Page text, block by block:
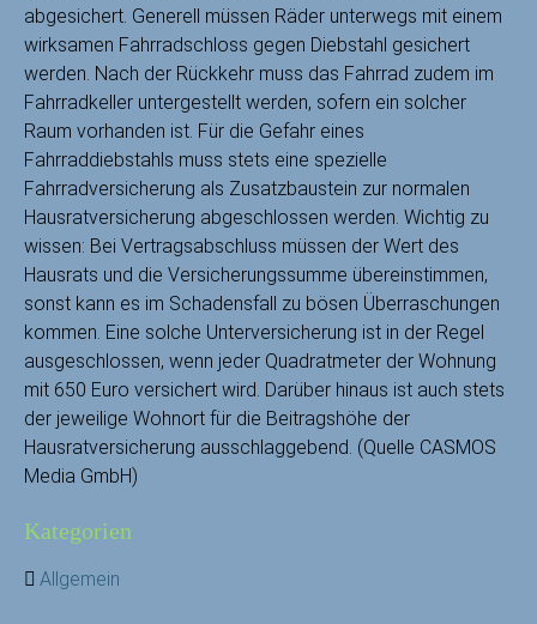
abgesichert. Generell müssen Räder unterwegs mit einem
wirksamen Fahrradschloss gegen Diebstahl gesichert
werden. Nach der Rückkehr muss das Fahrrad zudem im
Fahrradkeller untergestellt werden, sofern ein solcher
Raum vorhanden ist. Für die Gefahr eines
Fahrraddiebstahls muss stets eine spezielle
Fahrradversicherung als Zusatzbaustein zur normalen
Hausratversicherung abgeschlossen werden. Wichtig zu
wissen: Bei Vertragsabschluss müssen der Wert des
Hausrats und die Versicherungssumme übereinstimmen,
sonst kann es im Schadensfall zu bösen Überraschungen
kommen. Eine solche Unterversicherung ist in der Regel
ausgeschlossen, wenn jeder Quadratmeter der Wohnung
mit 650 Euro versichert wird. Darüber hinaus ist auch stets
der jeweilige Wohnort für die Beitragshöhe der
Hausratversicherung ausschlaggebend. (Quelle CASMOS
Media GmbH)
Kategorien
Allgemein